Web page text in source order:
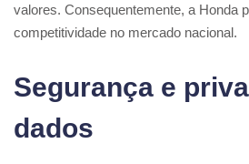
valores. Consequentemente, a Honda
competitividade no mercado nacional.
Segurança e
dados